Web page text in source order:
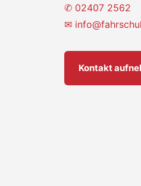
✆ 02407 2562
✉
Kontakt